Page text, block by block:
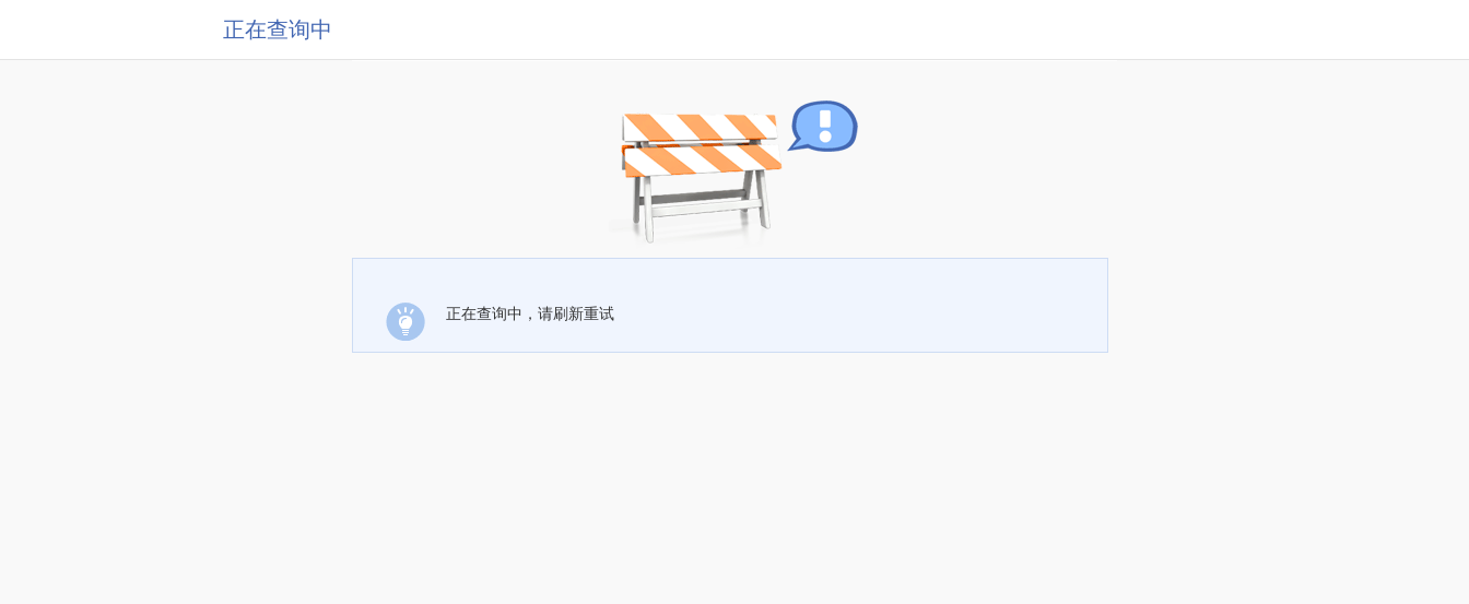
正在查询中
正在查询中，请刷新重试